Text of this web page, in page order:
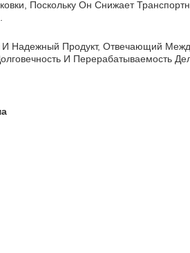
Поскольку Он Снижает
Надежный Продукт, Отвечающий
И Перерабатываемость